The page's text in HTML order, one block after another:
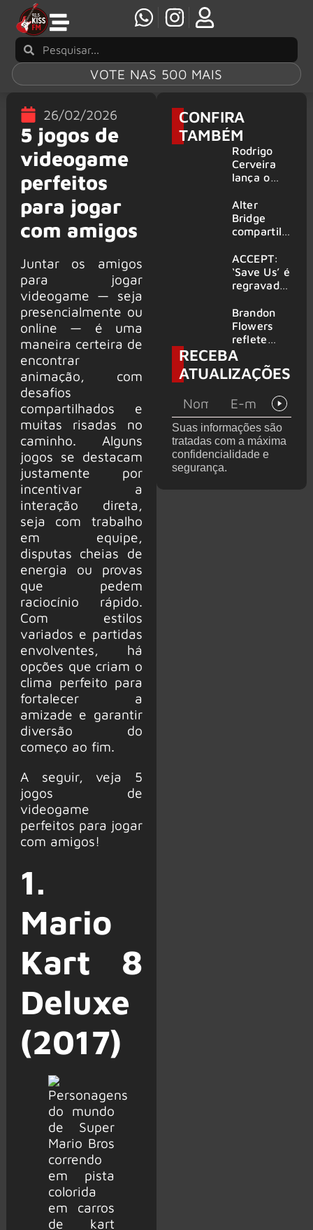
VOTE NAS 500 MAIS
26/02/2026
5 jogos de
videogame
perfeitos
para jogar
com amigos
Juntar os amigos
para jogar
videogame — seja
presencialmente ou
online — é uma
maneira certeira de
encontrar
animação, com
desafios
compartilhados e
muitas risadas no
caminho. Alguns
jogos se destacam
justamente por
incentivar a
interação direta,
seja com trabalho
em equipe,
disputas cheias de
energia ou provas
que pedem
raciocínio rápido.
Com estilos
variados e partidas
envolventes, há
opções que criam o
clima perfeito para
fortalecer a
amizade e garantir
diversão do
começo ao fim.
A seguir, veja 5
jogos de
videogame
perfeitos para jogar
com amigos!
1.
Mario
Kart 8
Deluxe
(2017)
CONFIRA
TAMBÉM
Rodrigo
Cerveira
lança o
Searcher”
Alter
Bridge
compartilh
vivo de
“Fortress”
gravada
am Ring
2026
ACCEPT:
‘Save Us’ é
regravada
membros
do GHOST
e KORN
Brandon
Flowers
reflete
sobre o
futuro e
levanta
de de
deixar os
palcos
RECEBA
ATUALIZAÇÕES
Suas informações são
tratadas com a máxima
confidencialidade e
segurança.